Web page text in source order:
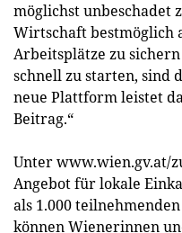
möglichst unbeschadet
Wirtschaft bestmöglich
Arbeitsplätze zu
schnell zu starten, sind
neue Plattform leistet
Beitrag.“
Unter www.wien.gv.at/
Angebot für lokale
als 1.000
können Wienerinnen